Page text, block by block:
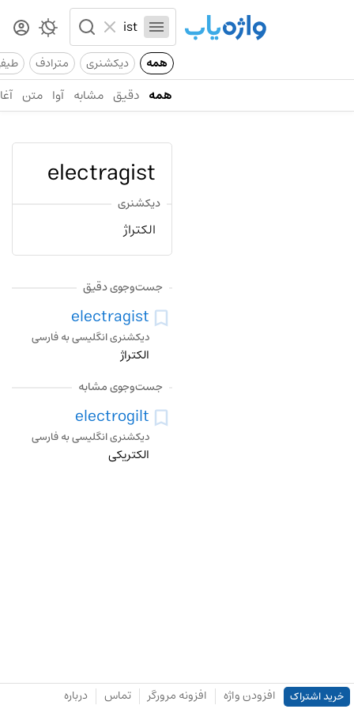
همه دیکشنری مترادف
همه دقیق مشابه آوا متن
electragist
دیکشنری
الکتراژ
جست‌وجوی دقیق
electragist
دیکشنری انگلیسی به فارسی
الکتراژ
جست‌وجوی مشابه
electrogilt
دیکشنری انگلیسی به فارسی
الکتریکی
خرید اشتراک افزودن واژه افزونه مرورگر تماس درباره